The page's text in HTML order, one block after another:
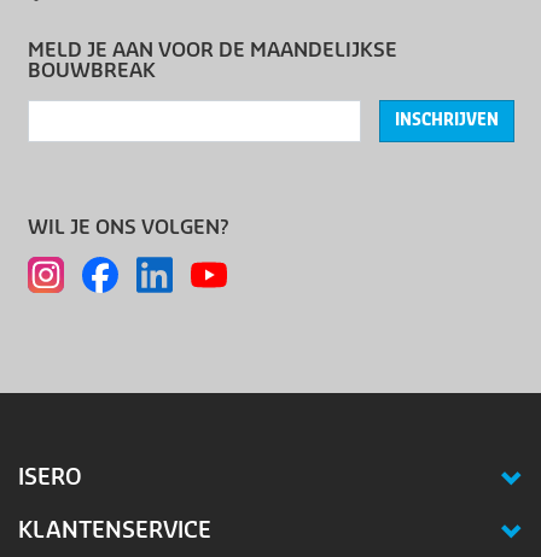
MELD JE AAN VOOR DE MAANDELIJKSE
BOUWBREAK
INSCHRIJVEN
WIL JE ONS VOLGEN?
ISERO
KLANTENSERVICE